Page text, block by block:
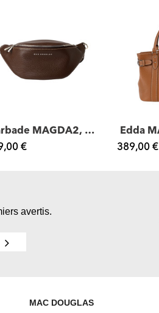
Barbade MAGDA2, sac banane cuir
€
389,00 €
avertis.
MAC DOUGLAS